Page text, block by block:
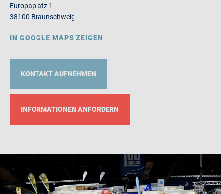
Europaplatz 1
38100 Braunschweig
IN GOOGLE MAPS ZEIGEN
KONTAKT AUFNEHMEN
INFORMATIONEN ANFORDERN